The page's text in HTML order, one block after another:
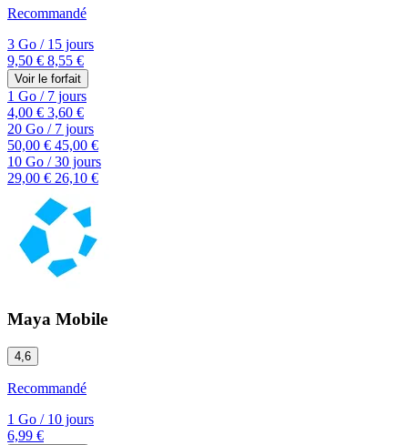
Recommandé
3 Go /15 jours
9,50 € 8,55 €
Voir le forfait
1 Go /7 jours
4,00 € 3,60 €
20 Go /7 jours
50,00 € 45,00 €
10 Go /30 jours
29,00 € 26,10 €
Maya Mobile
4,6
Recommandé
1 Go /10 jours
6,99 €